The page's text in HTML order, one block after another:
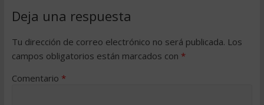
Deja una respuesta
Tu dirección de correo electrónico no será publicada. Los
campos obligatorios están marcados con *
Comentario *